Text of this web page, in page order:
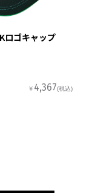
ロゴキャップ
￥ 4,367(税込)